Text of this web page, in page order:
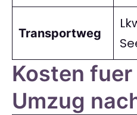
Transportweg
Kosten
Umzug